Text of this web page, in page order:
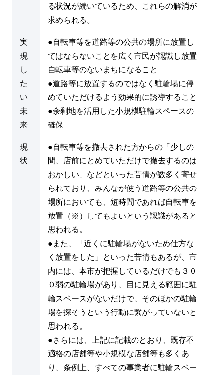
る状況が続いているため、これらの解消が
求められる。
実
現
し
た
い
未
来
●自転車等を道路等の公共の場所に放置し
てはならないことを広く市民が認識し放置
自転車等のないまちになること
●道路等に放置するのではなく駐輪場に停
めていただけるよう効果的に誘導すること
●余剰地を活用した小規模駐輪スペースの
確保
現
状
●自転車等を撤去された方からの「少しの
間、店前にとめていただけで撤去するのは
おかしい」などといった苦情が数多く寄せ
られており、みんなが使う道路等の公共の
場所においても、短時間であれば自転車を
放置（※）してもよいという認識があると
思われる。
●また、「近くに駐輪場がないため仕方な
く放置をした」といった苦情もあるが、市
内には、本市が把握しているだけでも３０
０弱の駐輪場があり、目に見える範囲に駐
輪スペースがないだけで、そのほかの駐輪
場を探そうという行動に繋がっていないと
思われる。
●さらには、上記に記載のとおり、既存不
適格の店舗等や小規模な店舗等も多くあ
り、条例上、すべての事業者に駐輪スペー